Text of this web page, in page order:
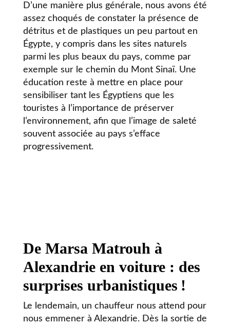
D’une manière plus générale, nous avons été
assez choqués de constater la présence de
détritus et de plastiques un peu partout en
Égypte, y compris dans les sites naturels
parmi les plus beaux du pays, comme par
exemple sur le chemin du Mont Sinaï. Une
éducation reste à mettre en place pour
sensibiliser tant les Égyptiens que les
touristes à l’importance de préserver
l’environnement, afin que l’image de saleté
souvent associée au pays s’efface
progressivement.
De Marsa Matrouh à
Alexandrie en voiture : des
surprises urbanistiques !
Le lendemain, un chauffeur nous attend pour
nous emmener à Alexandrie. Dès la sortie de